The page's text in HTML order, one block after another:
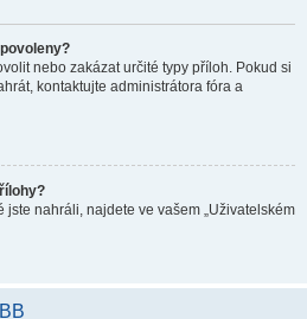
nebo zakázat určité typy příloh. Pokud si
kontaktujte administrátora fóra a
nahráli, najdete ve vašem „Uživatelském